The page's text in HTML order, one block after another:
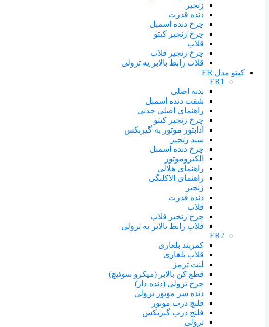
زنجیر
دنده قدرت
چرخ دنده اسمبل
چرخ زنجیر کیتو
قلاب
چرخ زنجیر قلاب
قلاب رابط بالابر یه ترولی
کیتو مدل ER
ER1
بدنه اصلی
شفت دنده اسمبل
راهنمای اصلی چدنی
چرخ زنجیر کیتو
آدابتور موتور به گیربکس
سبد زنجیر
چرخ دنده اسمبل
الکتروموتور
راهنمای هلالی
راهنمای الاکلنگی
زنجیر
دنده قدرت
قلاب
چرخ زنجیر قلاب
قلاب رابط بالابر به ترولی
ER2
کمربند بلغاری
قلاب بلغاری
لنت ترمز
قطع کن بالابر (میکرو سوئیچ)
چرخ ترولی (دنده دار)
دنده سر موتور ترولی
فلنچ درب موتور
فلنچ درب گیربکس
ترولی